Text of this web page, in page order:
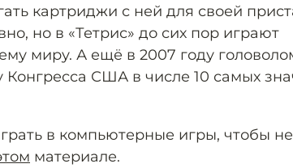
картриджи с ней для своей
но в «Тетрис» до сих пор играют
миру. А ещё в 2007 году
Конгресса США в числе 10 самых
в компьютерные игры, чтобы не
материале.